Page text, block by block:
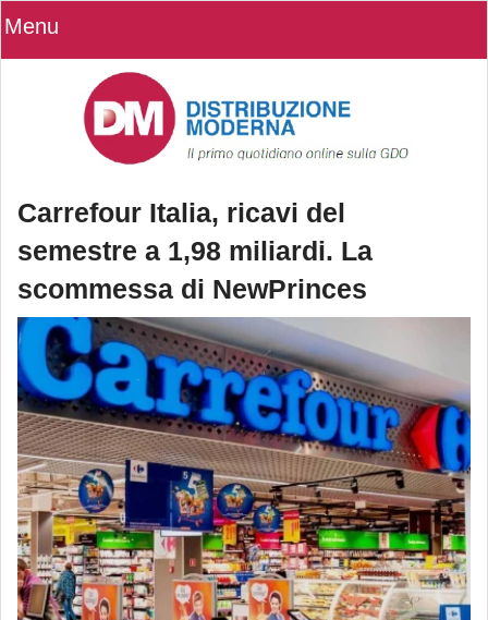
Menu
Carrefour Italia, ricavi del
semestre a 1,98 miliardi. La
scommessa di NewPrinces